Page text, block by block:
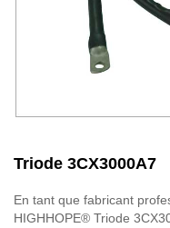
Triode 3CX3000A7
En tant que fabricant
HIGHHOPE® Triode